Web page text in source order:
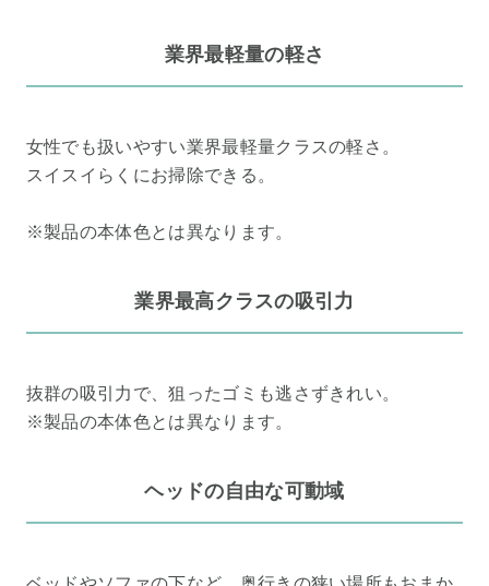
業界最軽量の軽さ
女性でも扱いやすい業界最軽量クラスの軽さ。
スイスイらくにお掃除できる。
※製品の本体色とは異なります。
業界最高クラスの吸引力
抜群の吸引力で、狙ったゴミも逃さずきれい。
※製品の本体色とは異なります。
ヘッドの自由な可動域